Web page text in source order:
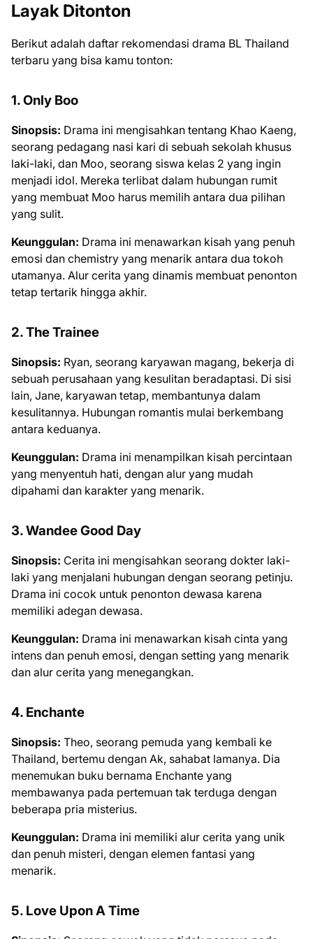
Layak Ditonton
Berikut adalah daftar rekomendasi drama BL Thailand
terbaru yang bisa kamu tonton:
1. Only Boo
Sinopsis: Drama ini mengisahkan tentang Khao Kaeng,
seorang pedagang nasi kari di sebuah sekolah khusus
laki-laki, dan Moo, seorang siswa kelas 2 yang ingin
menjadi idol. Mereka terlibat dalam hubungan rumit
yang membuat Moo harus memilih antara dua pilihan
yang sulit.
Keunggulan: Drama ini menawarkan kisah yang penuh
emosi dan chemistry yang menarik antara dua tokoh
utamanya. Alur cerita yang dinamis membuat penonton
tetap tertarik hingga akhir.
2. The Trainee
Sinopsis: Ryan, seorang karyawan magang, bekerja di
sebuah perusahaan yang kesulitan beradaptasi. Di sisi
lain, Jane, karyawan tetap, membantunya dalam
kesulitannya. Hubungan romantis mulai berkembang
antara keduanya.
Keunggulan: Drama ini menampilkan kisah percintaan
yang menyentuh hati, dengan alur yang mudah
dipahami dan karakter yang menarik.
3. Wandee Good Day
Sinopsis: Cerita ini mengisahkan seorang dokter laki-
laki yang menjalani hubungan dengan seorang petinju.
Drama ini cocok untuk penonton dewasa karena
memiliki adegan dewasa.
Keunggulan: Drama ini menawarkan kisah cinta yang
intens dan penuh emosi, dengan setting yang menarik
dan alur cerita yang menegangkan.
4. Enchante
Sinopsis: Theo, seorang pemuda yang kembali ke
Thailand, bertemu dengan Ak, sahabat lamanya. Dia
menemukan buku bernama Enchante yang
membawanya pada pertemuan tak terduga dengan
beberapa pria misterius.
Keunggulan: Drama ini memiliki alur cerita yang unik
dan penuh misteri, dengan elemen fantasi yang
menarik.
5. Love Upon A Time